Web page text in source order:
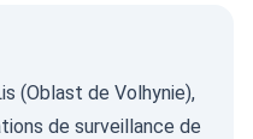
(Oblast de Volhynie),
de surveillance de